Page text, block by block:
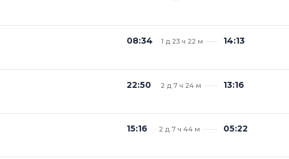
08:34 1 д 23 ч 22 м 14:13
22:50 2 д 7 ч 24 м 13:16
15:16 2 д 7 ч 44 м 05:22